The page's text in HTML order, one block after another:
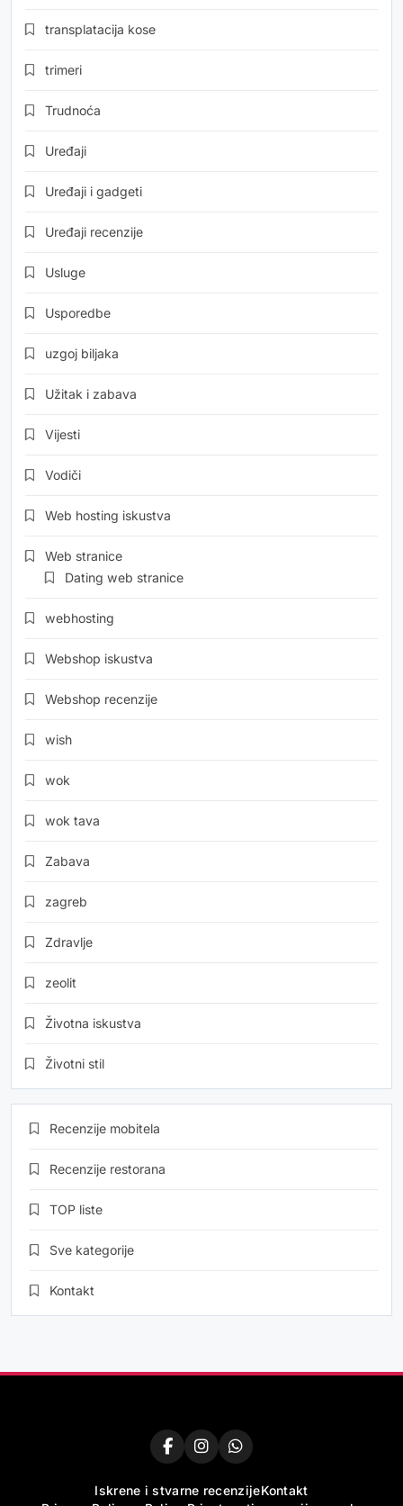
transplatacija kose
trimeri
Trudnoća
Uređaji
Uređaji i gadgeti
Uređaji recenzije
Usluge
Usporedbe
uzgoj biljaka
Užitak i zabava
Vijesti
Vodiči
Web hosting iskustva
Web stranice
Dating web stranice
webhosting
Webshop iskustva
Webshop recenzije
wish
wok
wok tava
Zabava
zagreb
Zdravlje
zeolit
Životna iskustva
Životni stil
Recenzije mobitela
Recenzije restorana
TOP liste
Sve kategorije
Kontakt
Iskrene i stvarne recenzijeKontakt